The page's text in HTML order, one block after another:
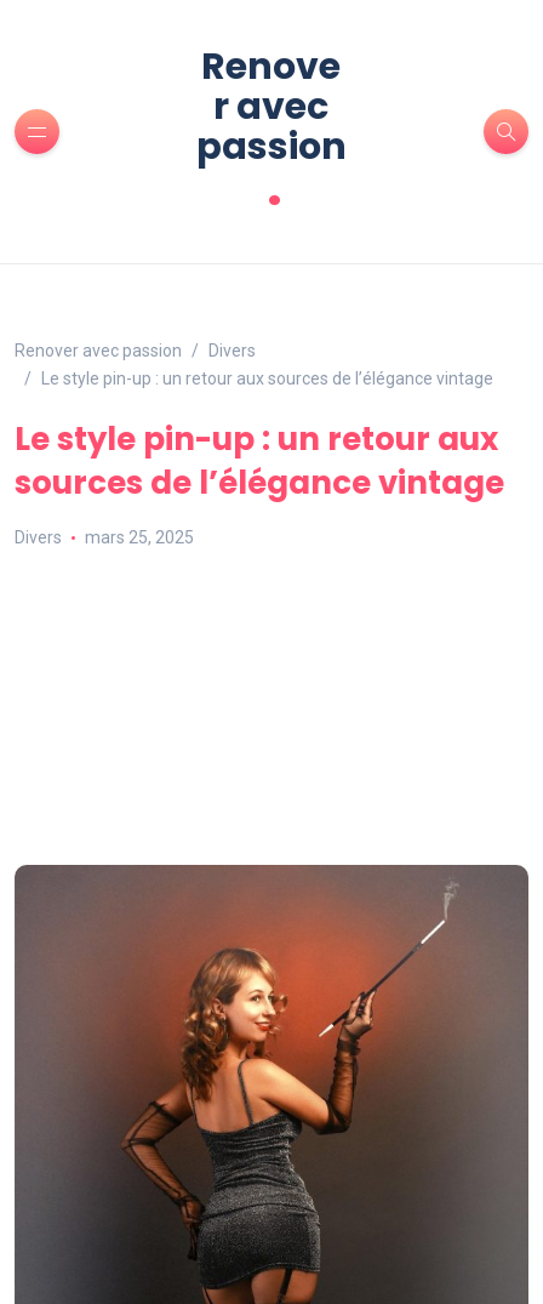
Renove
r avec
passion
.
Renover avec passion
Divers
Le style pin-up : un retour aux sources de l’élégance vintage
Le style pin-up : un retour aux
sources de l’élégance vintage
Divers mars 25, 2025